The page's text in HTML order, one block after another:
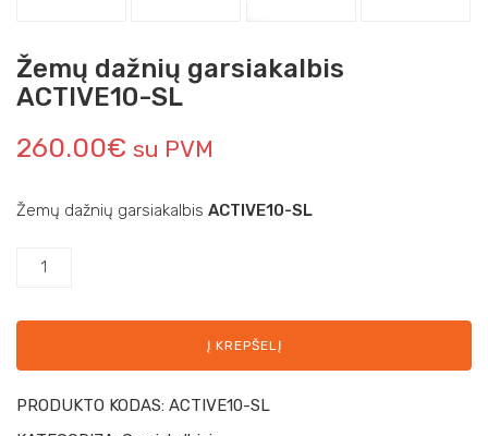
Žemų dažnių garsiakalbis
ACTIVE10-SL
260.00€ su PVM
Žemų dažnių garsiakalbis ACTIVE10-SL
Į KREPŠELĮ
PRODUKTO KODAS: ACTIVE10-SL